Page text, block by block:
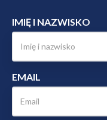
IMIĘ I NAZWISKO
EMAIL